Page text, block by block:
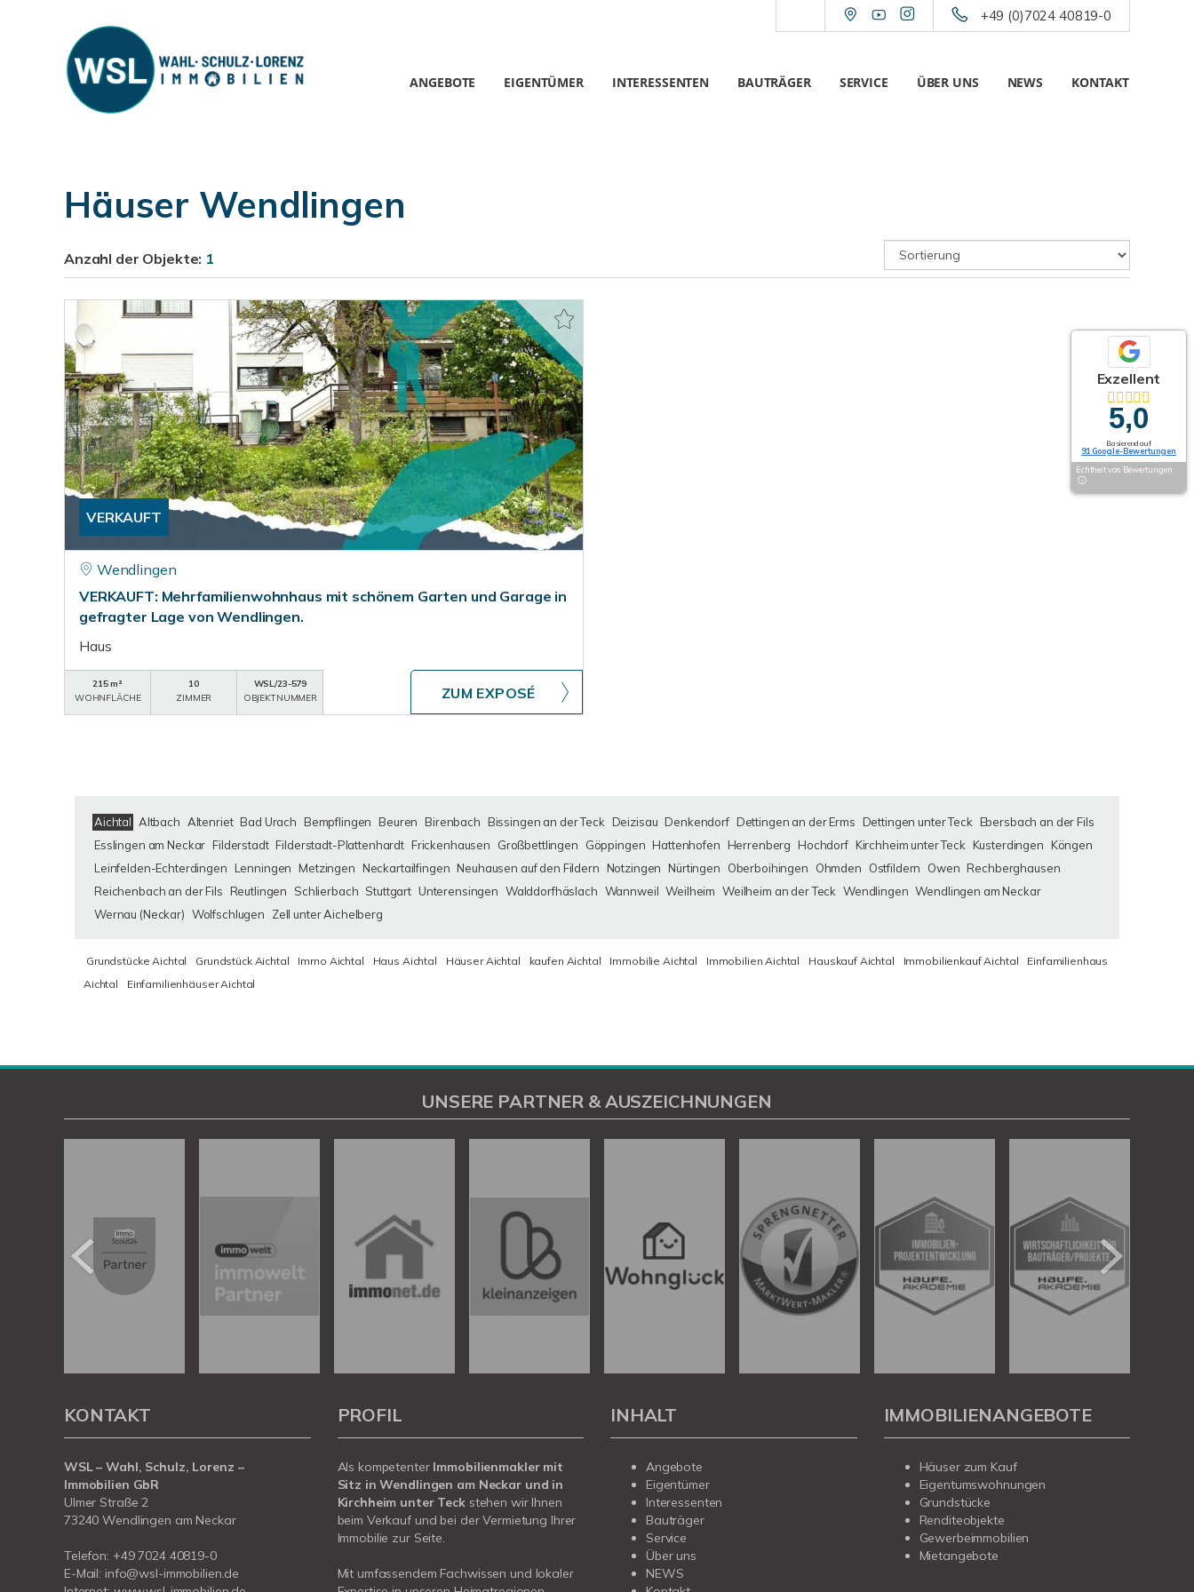
+49 (0)7024 40819-0
ANGEBOTE EIGENTÜMER INTERESSENTEN BAUTRÄGER SERVICE ÜBER UNS NEWS KONTAKT
Häuser Wendlingen
Anzahl der Objekte: 1
VERKAUFT
Wendlingen
VERKAUFT: Mehrfamilienwohnhaus mit schönem Garten und Garage in
gefragter Lage von Wendlingen.
Haus
215 m²
WOHNFLÄCHE
10
ZIMMER
WSL/23-579
OBJEKTNUMMER
ZUM EXPOSÉ
Aichtal Altbach Altenriet Bad Urach Bempflingen Beuren Birenbach Bissingen an der Teck Deizisau Denkendorf Dettingen an der Erms Dettingen unter Teck
Ebersbach an der Fils
Esslingen am Neckar Filderstadt Filderstadt-Plattenhardt Frickenhausen Großbettlingen Göppingen Hattenhofen Herrenberg Hochdorf Kirchheim unter Teck Kusterdingen
Köngen
Leinfelden-Echterdingen
Lenningen Metzingen Neckartailfingen Neuhausen auf den Fildern Notzingen Nürtingen Oberboihingen Ohmden Ostfildern Owen Rechberghausen
Reichenbach an der Fils
Reutlingen Schlierbach Stuttgart Unterensingen Walddorfhäslach Wannweil Weilheim Weilheim an der Teck Wendlingen Wendlingen am Neckar
Wernau (Neckar) Wolfschlugen Zell unter Aichelberg
Grundstücke Aichtal Grundstück Aichtal Immo Aichtal Haus Aichtal Häuser Aichtal kaufen Aichtal Immobilie Aichtal Immobilien Aichtal Hauskauf Aichtal Immobilienkauf Aichtal
Einfamilienhaus
Aichtal
Einfamilienhäuser Aichtal
Exzellent
5,0
Basierend auf
91 Google-Bewertungen
Echtheit von Bewertungen
UNSERE PARTNER & AUSZEICHNUNGEN
KONTAKT
WSL – Wahl, Schulz, Lorenz –
Immobilien GbR
Ulmer Straße 2
73240 Wendlingen am Neckar
Telefon: +49 7024 40819-0
E-Mail: info@wsl-immobilien.de
PROFIL
Als kompetenter Immobilienmakler mit
Sitz in Wendlingen am Neckar und in
Kirchheim unter Teck stehen wir Ihnen
beim Verkauf und bei der Vermietung Ihrer
Immobilie zur Seite.
Mit umfassendem Fachwissen und lokaler
INHALT
Angebote
Eigentümer
Interessenten
Bauträger
Service
Über uns
NEWS
IMMOBILIENANGEBOTE
Häuser zum Kauf
Eigentumswohnungen
Grundstücke
Renditeobjekte
Gewerbeimmobilien
Mietangebote